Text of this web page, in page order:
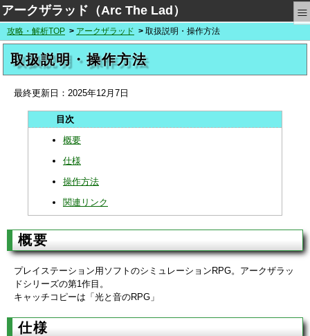
アークザラッド（Arc The Lad） ≡
攻略・解析TOP アークザラッド 取扱説明・操作方法
取扱説明・操作方法
最終更新日： 2025年12月7日
概要
仕様
操作方法
関連リンク
概要
プレイステーション用ソフトのシミュレーションRPG。アークザラッ
ドシリーズの第1作目。
キャッチコピーは「光と音のRPG」
仕様